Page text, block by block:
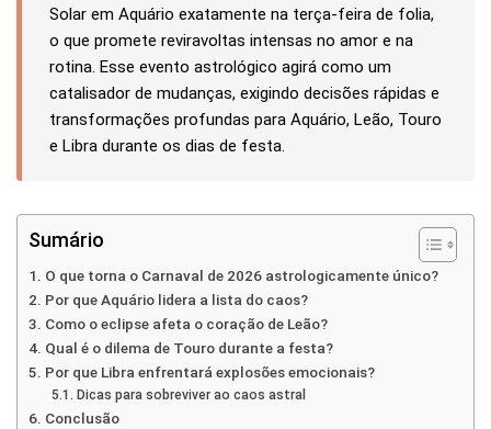
Solar em Aquário exatamente na terça-feira de folia,
o que promete reviravoltas intensas no amor e na
rotina. Esse evento astrológico agirá como um
catalisador de mudanças, exigindo decisões rápidas e
transformações profundas para Aquário, Leão, Touro
e Libra durante os dias de festa.
Sumário
O que torna o Carnaval de 2026 astrologicamente único?
Por que Aquário lidera a lista do caos?
Como o eclipse afeta o coração de Leão?
Qual é o dilema de Touro durante a festa?
Por que Libra enfrentará explosões emocionais?
Dicas para sobreviver ao caos astral
Conclusão